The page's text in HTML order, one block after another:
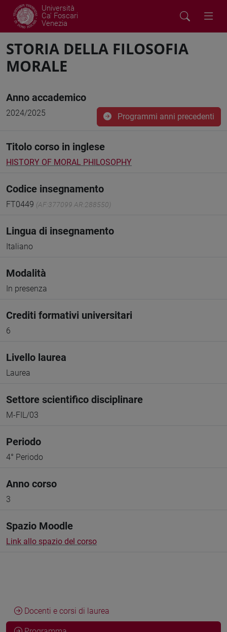
Università
Ca' Foscari
Venezia
STORIA DELLA FILOSOFIA
MORALE
Anno accademico
2024/2025 Programmi anni precedenti
Titolo corso in inglese
HISTORY OF MORAL PHILOSOPHY
Codice insegnamento
FT0449 (AF:377099 AR:288550)
Lingua di insegnamento
Italiano
Modalità
In presenza
Crediti formativi universitari
6
Livello laurea
Laurea
Settore scientifico disciplinare
M-FIL/03
Periodo
4° Periodo
Anno corso
3
Spazio Moodle
Link allo spazio del corso
Docenti e corsi di laurea